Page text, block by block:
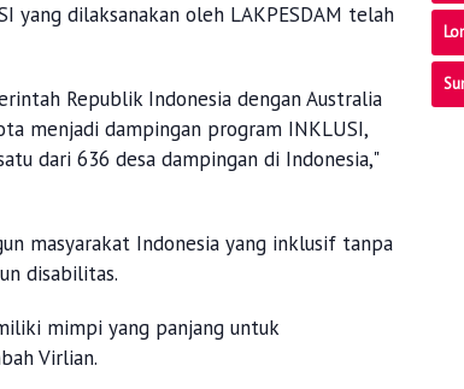
yang dilaksanakan oleh LAKPESDAM telah
Republik Indonesia dengan Australia
menjadi dampingan program INKLUSI,
dari 636 desa dampingan di Indonesia,"
masyarakat Indonesia yang inklusif tanpa
disabilitas.
mimpi yang panjang untuk
Virlian.